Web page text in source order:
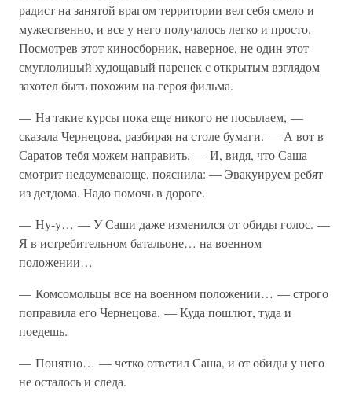
радист на занятой врагом территории вел себя смело и
мужественно, и все у него получалось легко и просто.
Посмотрев этот киносборник, наверное, не один этот
смуглолицый худощавый паренек с открытым взглядом
захотел быть похожим на героя фильма.
— На такие курсы пока еще никого не посылаем, —
сказала Чернецова, разбирая на столе бумаги. — А вот в
Саратов тебя можем направить. — И, видя, что Саша
смотрит недоумевающе, пояснила: — Эвакуируем ребят
из детдома. Надо помочь в дороге.
— Ну-у… — У Саши даже изменился от обиды голос. —
Я в истребительном батальоне… на военном
положении…
— Комсомольцы все на военном положении… — строго
поправила его Чернецова. — Куда пошлют, туда и
поедешь.
— Понятно… — четко ответил Саша, и от обиды у него
не осталось и следа.